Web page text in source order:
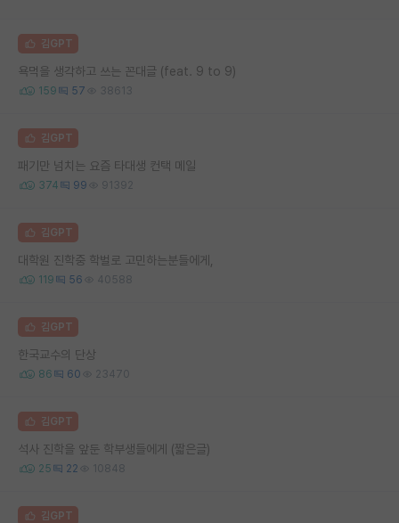
김GPT
욕먹을 생각하고 쓰는 꼰대글 (feat. 9 to 9)
159 57 38613
김GPT
패기만 넘치는 요즘 타대생 컨택 메일
374 99 91392
김GPT
대학원 진학중 학벌로 고민하는분들에게,
119 56 40588
김GPT
한국교수의 단상
86 60 23470
김GPT
석사 진학을 앞둔 학부생들에게 (짧은글)
25 22 10848
김GPT